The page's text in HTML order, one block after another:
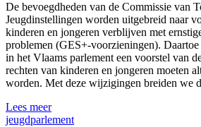
De bevoegdheden van de Commissie van
Jeugdinstellingen worden uitgebreid naar
kinderen en jongeren verblijven met
problemen (GES+-voorzieningen).
in het Vlaams parlement een voorstel van
rechten van kinderen en jongeren moeten
worden. Met deze wijzigingen breiden we
Lees meer
jeugdparlement